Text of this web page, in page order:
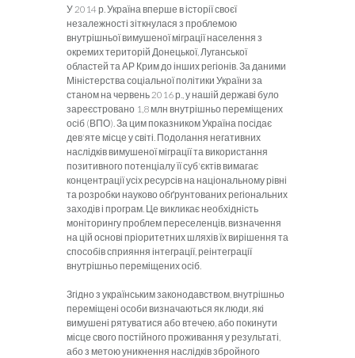
У 2014 р. Україна вперше в історії своєї
незалежності зіткнулася з проблемою
внутрішньої вимушеної міграції населення з
окремих територій Донецької, Луганської
областей та АР Крим до інших регіонів. За даними
Міністерства соціальної політики України за
станом на червень 2016 р., у нашій державі було
зареєстровано 1,8 млн внутрішньо переміщених
осіб (ВПО). За цим показником Україна посідає
дев'яте місце у світі. Подолання негативних
наслідків вимушеної міграції та використання
позитивного потенціалу її суб'єктів вимагає
концентрації усіх ресурсів на національному рівні
та розробки науково обґрунтованих регіональних
заходів і програм. Це викликає необхідність
моніторингу проблем переселенців, визначення
на цій основі пріоритетних шляхів їх вирішення та
способів сприяння інтеграції, реінтеграції
внутрішньо переміщених осіб.
Згідно з українським законодавством, внутрішньо
переміщені особи визначаються як люди, які
вимушені рятуватися або втечею, або покинути
місце свого постійного проживання у результаті,
або з метою уникнення наслідків збройного